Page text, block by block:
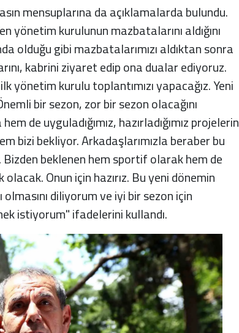
mensuplarına da açıklamalarda bulundu.
kurulunun mazbatalarını aldığını
olduğu gibi mazbatalarımızı aldıktan sonra
kabrini ziyaret edip ona dualar ediyoruz.
yönetim kurulu toplantımızı yapacağız. Yeni
bir sezon, zor bir sezon olacağını
de uyguladığımız, hazırladığımız projelerin
bizi bekliyor. Arkadaşlarımızla beraber bu
Bizden beklenen hem sportif olarak hem de
Onun için hazırız. Bu yeni dönemin
diliyorum ve iyi bir sezon için
istiyorum" ifadelerini kullandı.